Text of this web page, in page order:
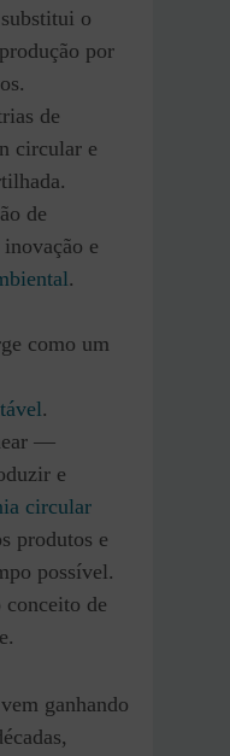
substitui o
por
de
circular e
de
inovação e
.
como um
.
—
e
circular
produtos e
possível.
de
ganhando